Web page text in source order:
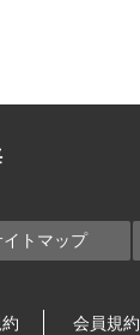
イトマップ
会員規約